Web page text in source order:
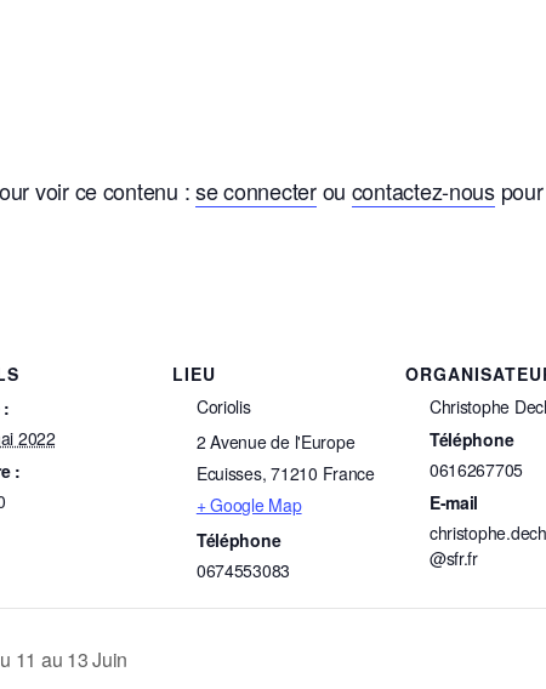
voir ce contenu :se connecterou contactez-nouspour
:
2022
:
LIEU
Coriolis
2 Avenue de l'Europe
Ecuisses, 71210 France
+ Google Map
Téléphone
0674553083
Christophe
Téléphone
0616267705
E-mail
@sfr.fr
11 au 13 Juin